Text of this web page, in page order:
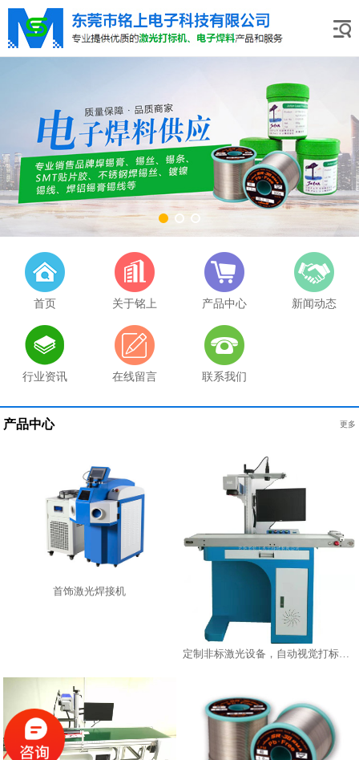
首页 关于铭上 产品中心 新闻动态
行业资讯 在线留言 联系我们
产品中心 更多
首饰激光焊接机